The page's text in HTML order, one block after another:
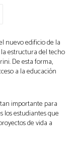
nuevo edificio de la
estructura del techo
De esta forma,
a la educación
importante para
los estudiantes que
de vida a